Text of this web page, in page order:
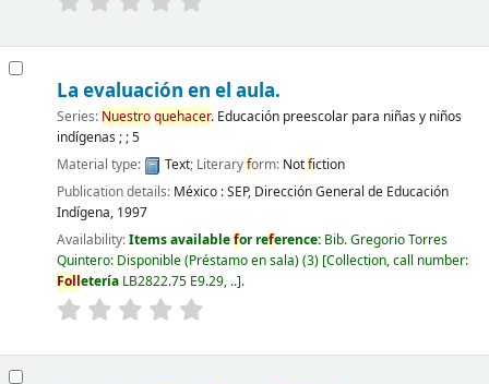
La evaluación en el aula.
Series: Nuestroquehacer. Educación preescolar para niñas y niños
indígenas ; ; 5
Material type:
Text; Literaryform: Notfiction
Publication details: México :SEP, Dirección General de Educación
Indígena, 1997
Availability:Items availablefor reference: Bib. Gregorio Torres
Quintero: Disponible (Préstamo en sala)(3) Collection, call number:
Folletería LB2822.75 E9.29, .. .